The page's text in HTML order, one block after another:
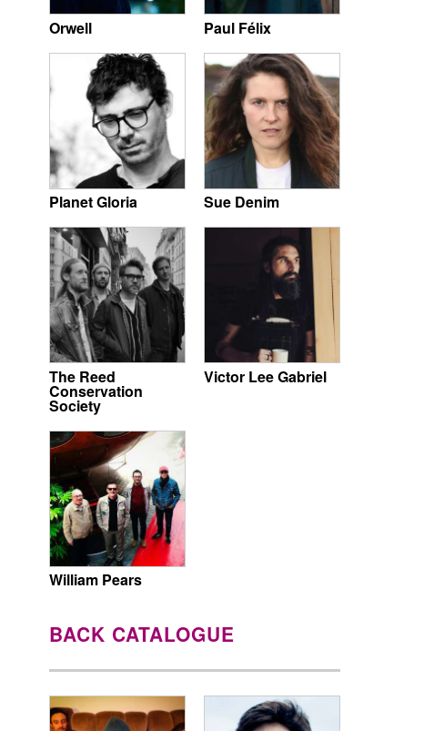
Orwell Paul Félix
Planet Gloria Sue Denim
The Reed
Conservation
Society
Victor Lee Gabriel
William Pears
BACK CATALOGUE